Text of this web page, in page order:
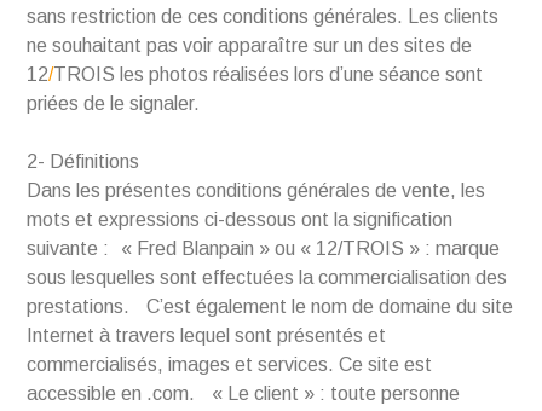
sans restriction de ces conditions générales. Les clients
ne souhaitant pas voir apparaître sur un des sites de
12/TROIS les photos réalisées lors d’une séance sont
priées de le signaler.
2- Définitions
Dans les présentes conditions générales de vente, les
mots et expressions ci-dessous ont la signification
suivante : « Fred Blanpain » ou « 12/TROIS » : marque
sous lesquelles sont effectuées la commercialisation des
prestations. C’est également le nom de domaine du site
Internet à travers lequel sont présentés et
commercialisés, images et services. Ce site est
accessible en .com. « Le client » : toute personne